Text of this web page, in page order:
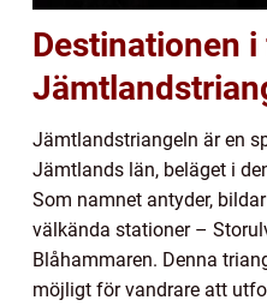
Destinationen
Jämtlandstriangeln är en
Jämtlands län, beläget i
Som namnet antyder,
välkända stationer –
Blåhammaren. Denna
möjligt för vandrare att